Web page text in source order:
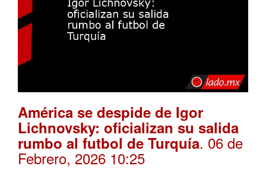
América se despide de Igor
Lichnovsky: oficializan su salida
rumbo al futbol de Turquía. 06 de
Febrero, 2026 10:25